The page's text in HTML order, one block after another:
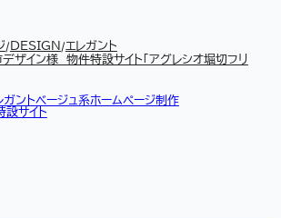
DESIGN エレガント
ザイン様 物件特設サイト「アグレシオ堀切フリ
ガントベージュ系ホームページ制作
設サイト